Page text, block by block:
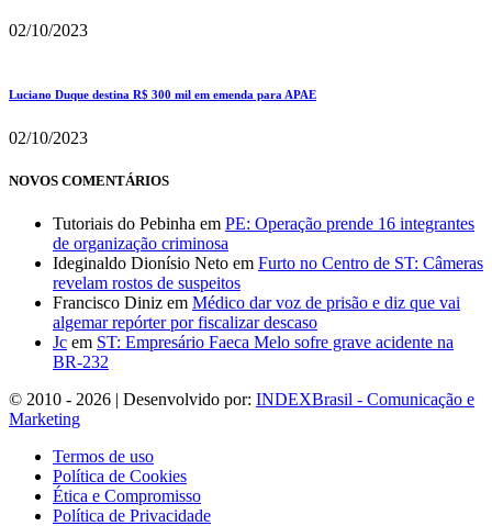
02/10/2023
Luciano Duque destina R$ 300 mil em emenda para APAE
02/10/2023
NOVOS COMENTÁRIOS
Tutoriais do Pebinha em PE: Operação prende 16 integrantes
de organização criminosa
Ideginaldo Dionísio Neto em Furto no Centro de ST: Câmeras
revelam rostos de suspeitos
Francisco Diniz em Médico dar voz de prisão e diz que vai
algemar repórter por fiscalizar descaso
Jc em ST: Empresário Faeca Melo sofre grave acidente na
BR-232
© 2010 - 2026 | Desenvolvido por: INDEXBrasil - Comunicação e
Marketing
Termos de uso
Política de Cookies
Ética e Compromisso
Política de Privacidade